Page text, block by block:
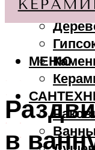
МЕНЮ
в